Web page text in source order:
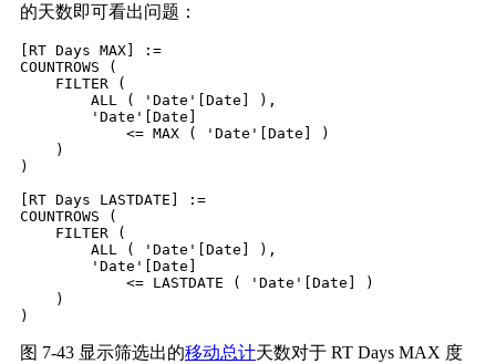
的天数即可看出问题：
[RT Days MAX] :=
COUNTROWS (
    FILTER (
        ALL ( 'Date'[Date] ),
        'Date'[Date]
            <= MAX ( 'Date'[Date] )
    )
)
[RT Days LASTDATE] :=
COUNTROWS (
    FILTER (
        ALL ( 'Date'[Date] ),
        'Date'[Date]
            <= LASTDATE ( 'Date'[Date] )
    )
图 7-43 显示筛选出的移动总计天数对于 RT Days MAX 度